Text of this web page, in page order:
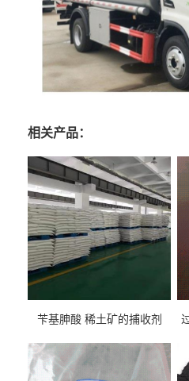
相关产品：
苄基胂酸 稀土矿的捕收剂